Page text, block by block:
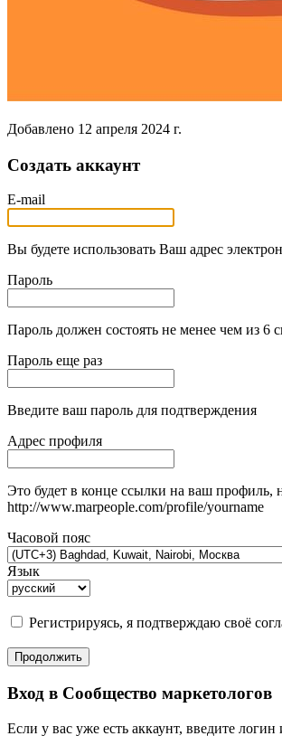
Добавлено 12 апреля 2024 г.
Создать аккаунт
E-mail
Вы будете использовать Ваш адрес
Пароль
Пароль должен состоять не менее чем из
Пароль еще раз
Введите ваш пароль для подтверждения
Адрес профиля
Это будет в конце ссылки на ваш профиль,
http://www.marpeople.com/profile/yourname
Часовой пояс
Язык
Регистрируясь, я подтверждаю своё
Продолжить
Вход в Сообщество маркетологов
Если у вас уже есть аккаунт, введите